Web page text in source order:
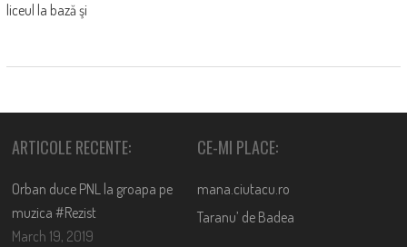
liceul la bază şi
ARTICOLE RECENTE:
Orban duce PNL la groapa pe
muzica #Rezist
March 19, 2019
CE-MI PLACE:
mana.ciutacu.ro
Taranu’ de Badea